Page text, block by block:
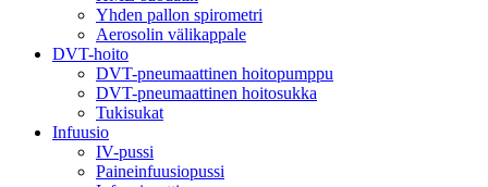
Yhden pallon spirometri
Aerosolin välikappale
DVT-hoito
DVT-pneumaattinen hoitopumppu
DVT-pneumaattinen hoitosukka
Tukisukat
Infuusio
IV-pussi
Paineinfuusiopussi